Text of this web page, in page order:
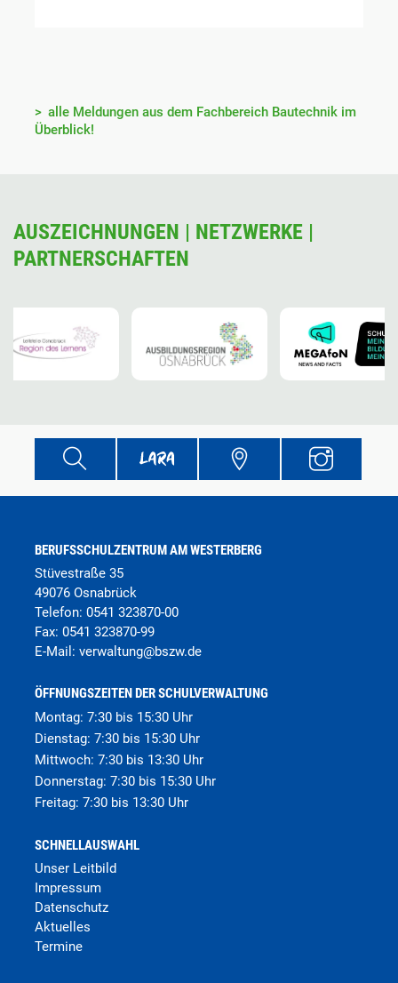
alle Meldungen aus dem Fachbereich Bautechnik im
Überblick!
AUSZEICHNUNGEN | NETZWERKE |
PARTNERSCHAFTEN
BERUFSSCHULZENTRUM AM WESTERBERG
Stüvestraße 35
49076 Osnabrück
Telefon: 0541 323870-00
Fax: 0541 323870-99
E-Mail: verwaltung@bszw.de
ÖFFNUNGSZEITEN DER SCHULVERWALTUNG
Montag: 7:30 bis 15:30 Uhr
Dienstag: 7:30 bis 15:30 Uhr
Mittwoch: 7:30 bis 13:30 Uhr
Donnerstag: 7:30 bis 15:30 Uhr
Freitag: 7:30 bis 13:30 Uhr
SCHNELLAUSWAHL
Unser Leitbild
Impressum
Datenschutz
Aktuelles
Termine